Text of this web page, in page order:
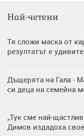
Най-четени
Тя сложи маска от
резултатът е
Дъщерята на Гала -
си деца на семейна
„Тук сме най-
Димов издадоха